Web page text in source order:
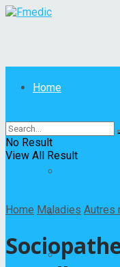
Home
Maladies
Autres
Cancer
No Result
View All Result
Home Maladies Autres